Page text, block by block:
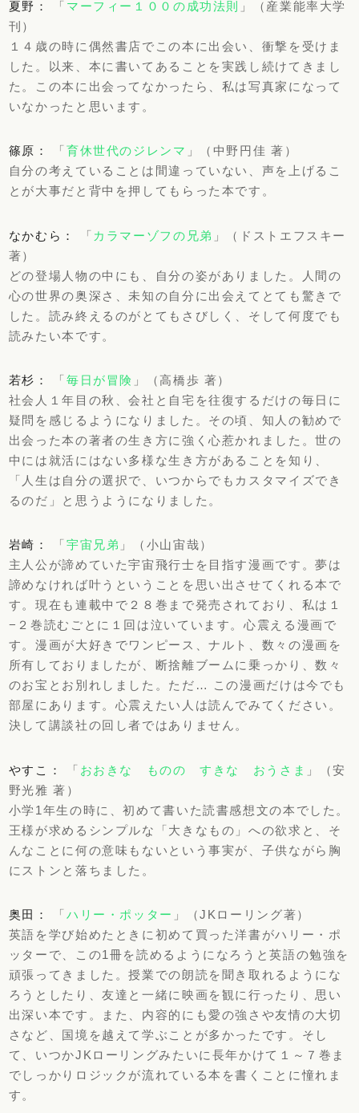
夏野： 「 マーフィー１００の成功法則
」（産業能率大学
刊）
１４歳の時に偶然書店でこの本に出会い、衝撃を受けま
した。以来、本に書いてあることを実践し続けてきまし
た。この本に出会ってなかったら、私は写真家になって
いなかったと思います。
篠原： 「育休世代のジレンマ 」（中野円佳 著）
自分の考えていることは間違っていない、声を上げるこ
とが大事だと背中を押してもらった本です。
なかむら： 「 カラマーゾフの兄弟 」（ドストエフスキー
著）
どの登場人物の中にも、自分の姿がありました。人間の
心の世界の奥深さ、未知の自分に出会えてとても驚きで
した。読み終えるのがとてもさびしく、そして何度でも
読みたい本です。
若杉： 「毎日が冒険 」（高橋歩 著）
社会人１年目の秋、会社と自宅を往復するだけの毎日に
疑問を感じるようになりました。その頃、知人の勧めで
出会った本の著者の生き方に強く心惹かれました。世の
中には就活にはない多様な生き方があることを知り、
「人生は自分の選択で、いつからでもカスタマイズでき
るのだ」と思うようになりました。
岩崎： 「宇宙兄弟 」（小山宙哉）
主人公が諦めていた宇宙飛行士を目指す漫画です。夢は
諦めなければ叶うということを思い出させてくれる本で
す。現在も連載中で２８巻まで発売されており、私は１
−２巻読むごとに１回は泣いています。心震える漫画で
す。漫画が大好きでワンピース、ナルト、数々の漫画を
所有しておりましたが、断捨離ブームに乗っかり、数々
のお宝とお別れしました。ただ… この漫画だけは今でも
部屋にあります。心震えたい人は読んでみてください。
決して講談社の回し者ではありません。
やすこ： 「 おおきな ものの すきな おうさま 」（安
野光雅 著）
小学1年生の時に、初めて書いた読書感想文の本でした。
王様が求めるシンプルな「大きなもの」への欲求と、そ
んなことに何の意味もないという事実が、子供ながら胸
にストンと落ちました。
奥田： 「ハリー・ポッター 」（JKローリング著）
英語を学び始めたときに初めて買った洋書がハリー・ポ
ッターで、この1冊を読めるようになろうと英語の勉強を
頑張ってきました。授業での朗読を聞き取れるようにな
ろうとしたり、友達と一緒に映画を観に行ったり、思い
出深い本です。また、内容的にも愛の強さや友情の大切
さなど、国境を越えて学ぶことが多かったです。そし
て、いつかJKローリングみたいに長年かけて１～７巻ま
でしっかりロジックが流れている本を書くことに憧れま
す。